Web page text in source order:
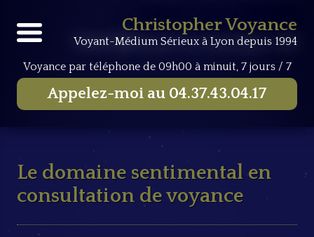
Christopher Voyance
Voyant-Médium Sérieux à Lyon depuis 1994
Voyance par téléphone de 09h00 à minuit, 7 jours / 7
Appelez-moi au04.37.43.04.17
sentimental en consultation de voyance
Le domaine sentimental en
consultation de voyance